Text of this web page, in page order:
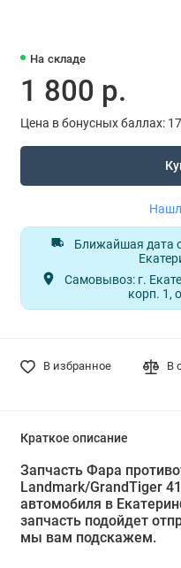
На складе
1 800 р.
Цена в бонусных баллах:
Ближайшая дата
Самовывоз: г.
корп. 1,
В избранное В
Краткое описание
Запчасть Фара
Landmark/GrandTiger
автомобиля в
запчасть подойдет
мы вам подскажем.